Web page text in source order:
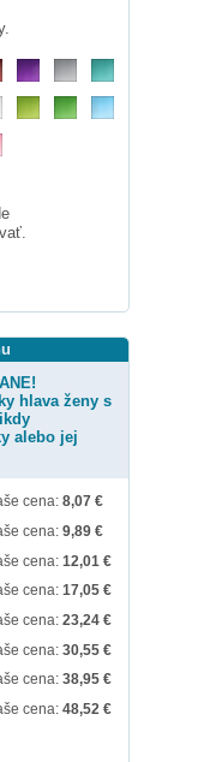
hlava ženy s
alebo jej
cena: 8,07 €
cena: 9,89 €
cena: 12,01 €
cena: 17,05 €
cena: 23,24 €
cena: 30,55 €
cena: 38,95 €
cena: 48,52 €